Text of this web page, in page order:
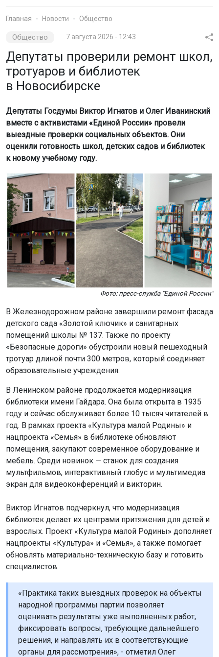
Главная Новости Общество
Общество 7 августа 2026 - 12:43
Депутаты проверили ремонт школ,
тротуаров и библиотек
в Новосибирске
Депутаты Госдумы Виктор Игнатов и Олег Иванинский
вместе с активистами «Единой России» провели
выездные проверки социальных объектов. Они
оценили готовность школ, детских садов и библиотек
к новому учебному году.
Фото: пресс-служба "Единой России"
В Железнодорожном районе завершили ремонт фасада
детского сада «Золотой ключик» и санитарных
помещений школы № 137. Также по проекту
«Безопасные дороги» обустроили новый пешеходный
тротуар длиной почти 300 метров, который соединяет
образовательные учреждения.
В Ленинском районе продолжается модернизация
библиотеки имени Гайдара. Она была открыта в 1935
году и сейчас обслуживает более 10 тысяч читателей в
год. В рамках проекта «Культура малой Родины» и
нацпроекта «Семья» в библиотеке обновляют
помещения, закупают современное оборудование и
мебель. Среди новинок — станок для создания
мультфильмов, интерактивный глобус и мультимедиа
экран для видеоконференций и викторин.
Виктор Игнатов подчеркнул, что модернизация
библиотек делает их центрами притяжения для детей и
взрослых. Проект «Культура малой Родины» дополняет
нацпроекты «Культура» и «Семья», а также помогает
обновлять материально-техническую базу и готовить
специалистов.
«Практика таких выездных проверок на объекты
народной программы партии позволяет
оценивать результаты уже выполненных работ,
фиксировать вопросы, требующие дальнейшего
решения, и направлять их в соответствующие
органы для рассмотрения», - отметил Олег